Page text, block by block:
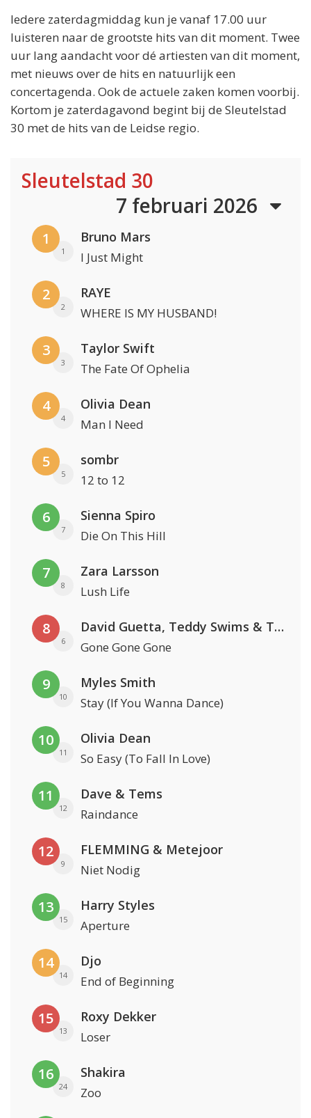
Iedere zaterdagmiddag kun je vanaf 17.00 uur
luisteren naar de grootste hits van dit moment. Twee
uur lang aandacht voor dé artiesten van dit moment,
met nieuws over de hits en natuurlijk een
concertagenda. Ook de actuele zaken komen voorbij.
Kortom je zaterdagavond begint bij de Sleutelstad
30 met de hits van de Leidse regio.
Sleutelstad 30
7 februari 2026
1
1
Bruno Mars
I Just Might
2
2
RAYE
WHERE IS MY HUSBAND!
3
3
Taylor Swift
The Fate Of Ophelia
4
4
Olivia Dean
Man I Need
5
5
sombr
12 to 12
6
7
Sienna Spiro
Die On This Hill
7
8
Zara Larsson
Lush Life
8
6
David Guetta, Teddy Swims & Tones And I
Gone Gone Gone
9
10
Myles Smith
Stay (If You Wanna Dance)
10
11
Olivia Dean
So Easy (To Fall In Love)
11
12
Dave & Tems
Raindance
12
9
FLEMMING & Metejoor
Niet Nodig
13
15
Harry Styles
Aperture
14
14
Djo
End of Beginning
15
13
Roxy Dekker
Loser
16
24
Shakira
Zoo